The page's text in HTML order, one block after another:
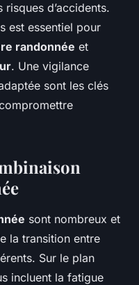
d’accidents.
est essentiel pour
randonnée et
. Une vigilance
sont les clés
sont nombreux et
la transition entre
Sur le plan
incluent la fatigue